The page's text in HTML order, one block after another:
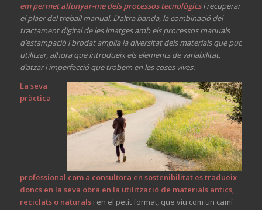
em permet allunyar-me dels processos tecnològicsi recuperar
el plaer del treball manual. D’altra banda, la combinació del
tractament digital de les imatges amb els processos manuals
d’estampació i brodat amplia la diversitat dels materials que puc
utilitzar, alhora que introdueix els elements de variabilitat,
d’atzar i imperfecció que trobem en les coses vives.
La seva
pràctica
professional com a consultora en sostenibilitat es tradueix
doncs en la seva obra en la utilització de materials antics,
reciclats o naturalsi en el petit format, que viu com un camí